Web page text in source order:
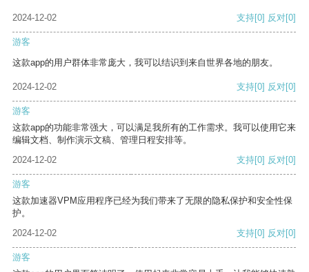
2024-12-02 支持[0] 反对[0]
游客
这款app的用户群体非常庞大，我可以结识到来自世界各地的朋友。
2024-12-02 支持[0] 反对[0]
游客
这款app的功能非常强大，可以满足我所有的工作需求。我可以使用它来
编辑文档、制作演示文稿、管理日程安排等。
2024-12-02
支持[0] 反对[0]
游客
这款加速器VPM应用程序已经为我们带来了无限的隐私保护和安全性保
护。
2024-12-02
支持[0] 反对[0]
游客